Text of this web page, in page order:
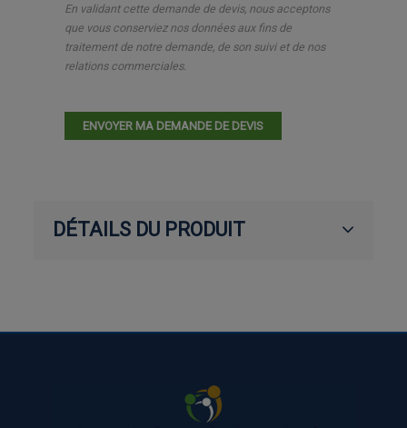
En validant cette demande de devis, nous acceptons
que vous conserviez nos données aux fins de
traitement de notre demande, de son suivi et de nos
relations commerciales.
DÉTAILS DU PRODUIT